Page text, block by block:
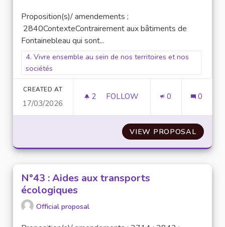
Proposition(s)/ amendements ;
2840ContexteContrairement aux bâtiments de
Fontainebleau qui sont...
Filter results for scope: 4. Vivre ensemble au sein de nos
4. Vivre ensemble au sein de nos territoires et nos
sociétés
CREATED AT
17/03/2026
2 2 FOLLOWERS
FOLLOW 0 0
VIEW PROPOSALN°34 :
N°43 : Aides aux transports
écologiques
Official proposal